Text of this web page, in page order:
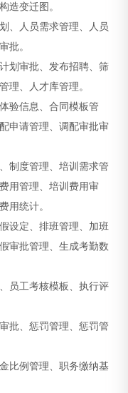
造变迁图。
、人员需求管理、人员
批。
划审批、发布招聘、筛
理、人才库管理。
验信息、合同模板管
申请管理、调配审批审
制度管理、培训需求管
用管理、培训费用审
用统计。
设定、排班管理、加班
审批管理、生成考勤数
员工考核模板、执行评
批、惩罚管理、惩罚管
比例管理、职务缴纳基